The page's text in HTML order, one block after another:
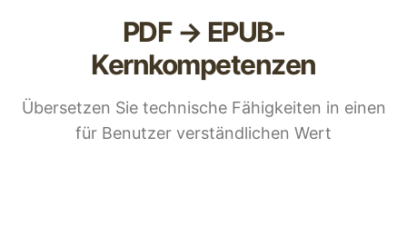
PDF → EPUB-
Kernkompetenzen
Übersetzen Sie technische Fähigkeiten in einen
für Benutzer verständlichen Wert